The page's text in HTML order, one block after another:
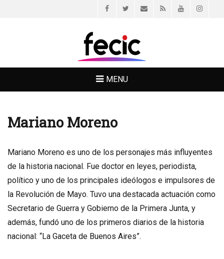
FacebookTwitterEmailFeed YouTube
FECIC
MENU
Mariano Moreno
Mariano Moreno es uno de los personajes más influyentes
de la historia nacional. Fue doctor en leyes, periodista,
político y uno de los principales ideólogos e impulsores de
la Revolución de Mayo. Tuvo una destacada actuación como
Secretario de Guerra y Gobierno de la Primera Junta, y
además, fundó uno de los primeros diarios de la historia
nacional: “La Gaceta de Buenos Aires”.